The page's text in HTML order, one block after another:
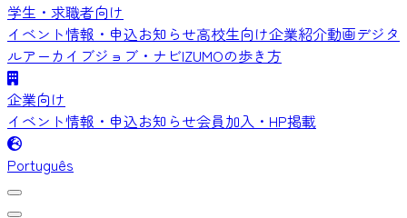
学生・求職者向け
イベント情報・申込お知らせ高校生向け企業紹介動画デジタ
ルアーカイブジョブ・ナビIZUMOの歩き方
企業向け
イベント情報・申込お知らせ会員加入・HP掲載
Português